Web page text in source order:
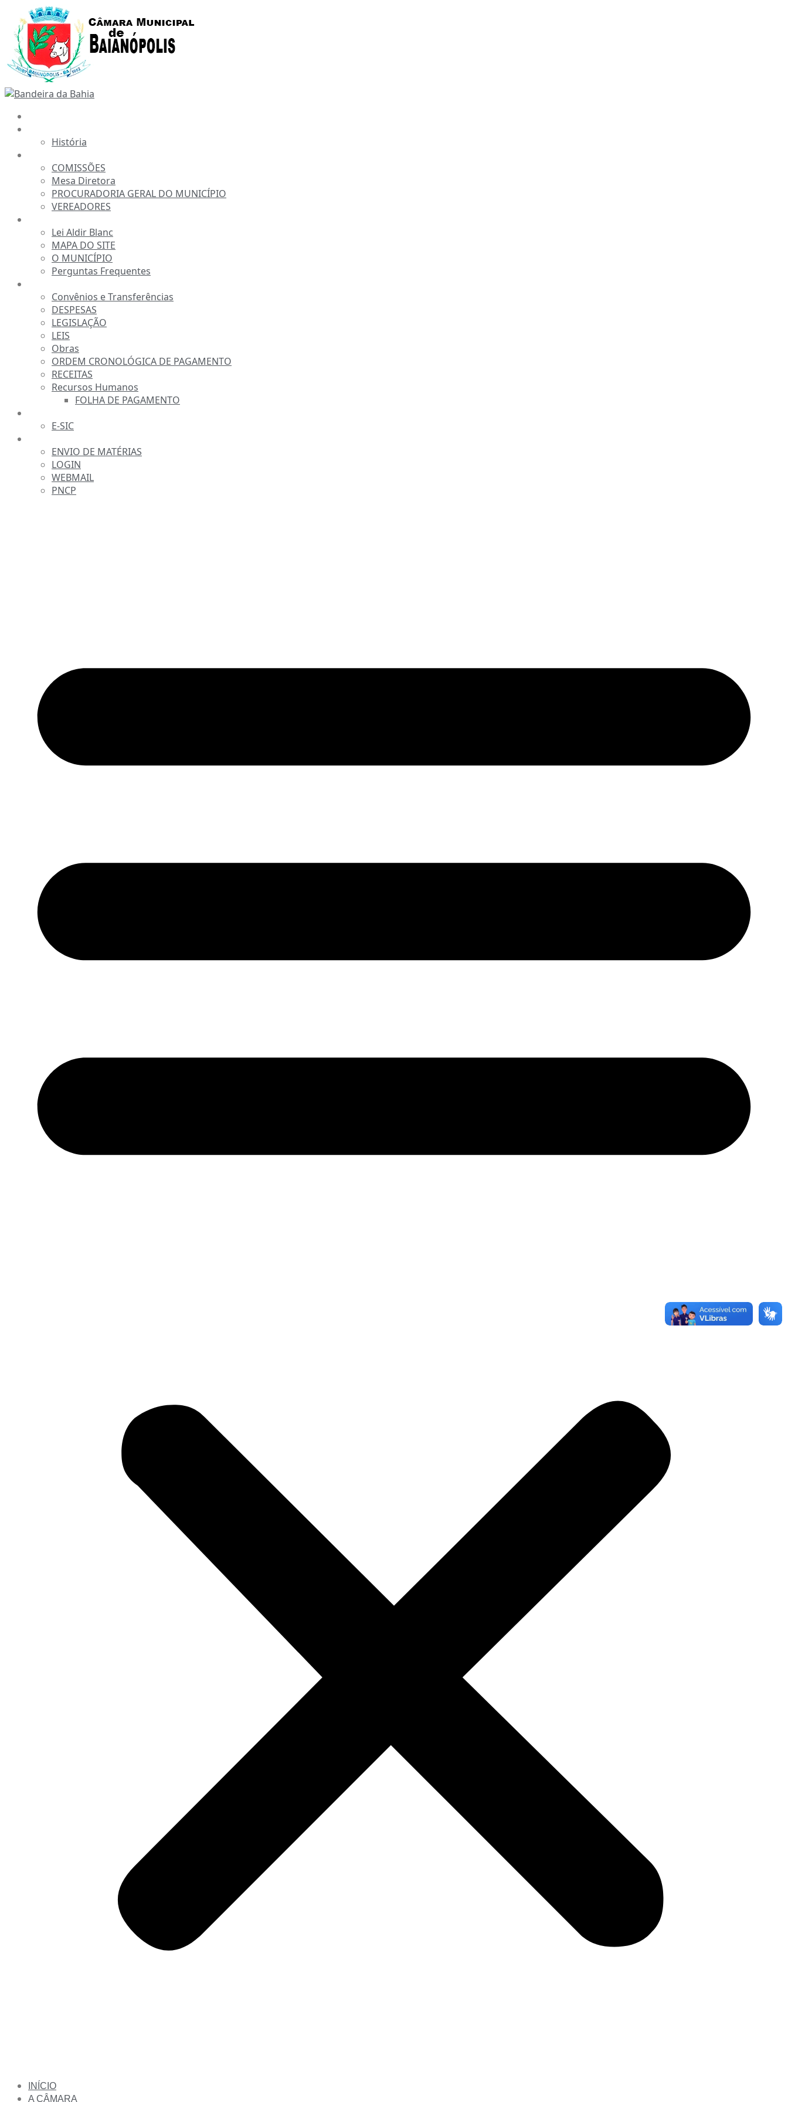
para
conteúdo
História
COMISSÕES
Mesa Diretora
PROCURADORIA GERAL DO MUNICÍPIO
VEREADORES
Lei Aldir Blanc
MAPA DO SITE
O MUNICÍPIO
Perguntas Frequentes
Convênios e Transferências
DESPESAS
LEGISLAÇÃO
LEIS
Obras
ORDEM CRONOLÓGICA DE PAGAMENTO
RECEITAS
Recursos Humanos
FOLHA DE PAGAMENTO
E-SIC
ENVIO DE MATÉRIAS
LOGIN
WEBMAIL
PNCP
INÍCIO
A CÂMARA